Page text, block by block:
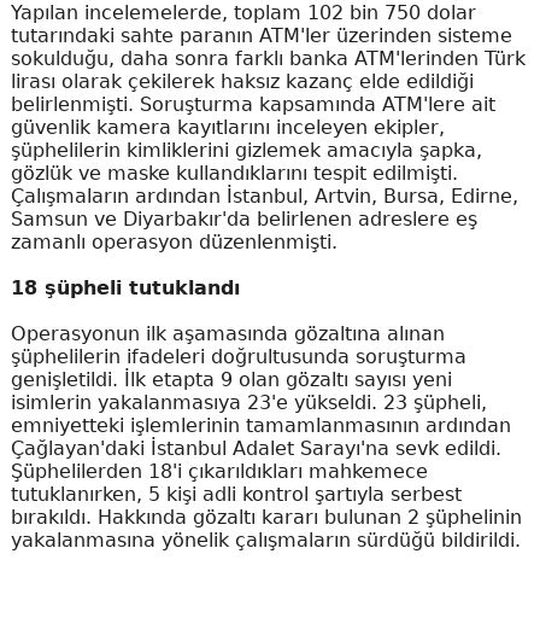
Yapılan incelemelerde, toplam 102 bin 750 dolar
tutarındaki sahte paranın ATM'ler üzerinden sisteme
sokulduğu, daha sonra farklı banka ATM'lerinden Türk
lirası olarak çekilerek haksız kazanç elde edildiği
belirlenmişti. Soruşturma kapsamında ATM'lere ait
güvenlik kamera kayıtlarını inceleyen ekipler,
şüphelilerin kimliklerini gizlemek amacıyla şapka,
gözlük ve maske kullandıklarını tespit edilmişti.
Çalışmaların ardından İstanbul, Artvin, Bursa, Edirne,
Samsun ve Diyarbakır'da belirlenen adreslere eş
zamanlı operasyon düzenlenmişti.
18 şüpheli tutuklandı
Operasyonun ilk aşamasında gözaltına alınan
şüphelilerin ifadeleri doğrultusunda soruşturma
genişletildi. İlk etapta 9 olan gözaltı sayısı yeni
isimlerin yakalanmasıya 23'e yükseldi. 23 şüpheli,
emniyetteki işlemlerinin tamamlanmasının ardından
Çağlayan'daki İstanbul Adalet Sarayı'na sevk edildi.
Şüphelilerden 18'i çıkarıldıkları mahkemece
tutuklanırken, 5 kişi adli kontrol şartıyla serbest
bırakıldı. Hakkında gözaltı kararı bulunan 2 şüphelinin
yakalanmasına yönelik çalışmaların sürdüğü bildirildi.